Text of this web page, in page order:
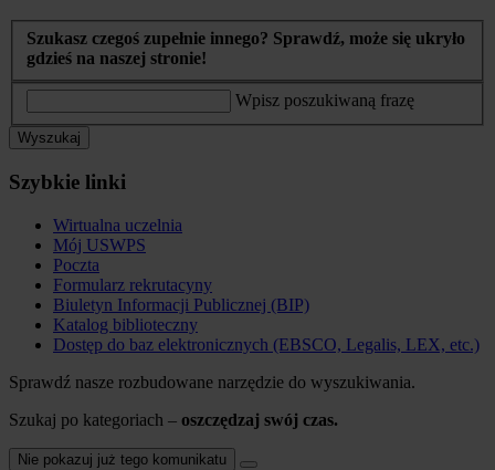
Szukasz czegoś zupełnie innego? Sprawdź, może się ukryło
gdzieś na naszej stronie!
Wpisz poszukiwaną frazę
Wyszukaj
Szybkie linki
Wirtualna uczelnia
Mój USWPS
Poczta
Formularz rekrutacyny
Biuletyn Informacji Publicznej (BIP)
Katalog biblioteczny
Dostęp do baz elektronicznych (EBSCO, Legalis, LEX, etc.)
Sprawdź nasze rozbudowane narzędzie do wyszukiwania.
Szukaj po kategoriach – oszczędzaj swój czas.
Nie pokazuj już tego komunikatu